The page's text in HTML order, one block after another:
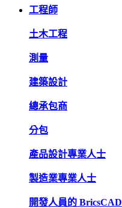
工程師
土木工程
測量
建築設計
總承包商
分包
產品設計專業人士
製造業專業人士
開發人員的 BricsCAD